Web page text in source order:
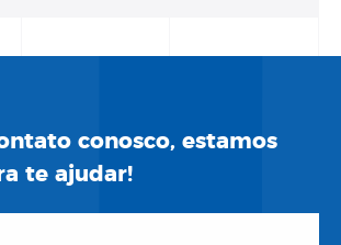
conosco, estamos
te ajudar!